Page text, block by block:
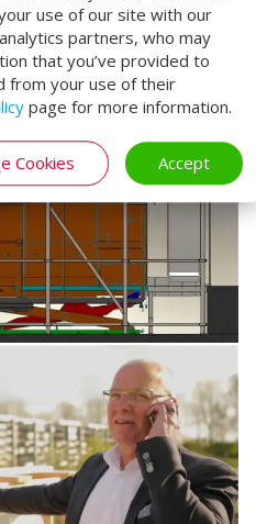
use of our site with our
partners, who may
that you’ve provided to
from your use of their
page for more information.
Cookies Accept